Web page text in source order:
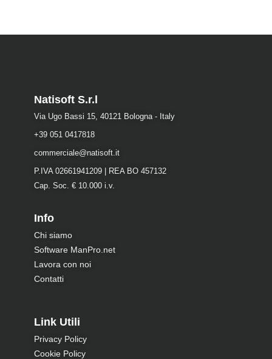
Natisoft S.r.l
Via Ugo Bassi 15, 40121 Bologna - Italy
+39 051 0417818
commerciale@natisoft.it
P.IVA 02661941209 | REA BO 457132
Cap. Soc. € 10.000 i.v.
Info
Chi siamo
Software ManPro.net
Lavora con noi
Contatti
Link Utili
Privacy Policy
Cookie Policy